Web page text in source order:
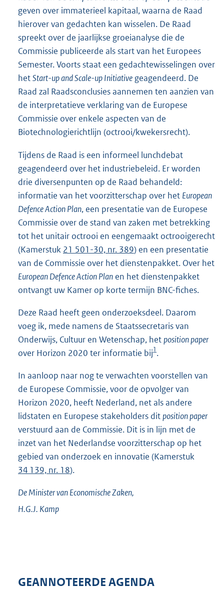
geven over immaterieel kapitaal, waarna de Raad
hierover van gedachten kan wisselen. De Raad
spreekt over de jaarlijkse groeianalyse die de
Commissie publiceerde als start van het Europees
Semester. Voorts staat een gedachtewisselingen over
hetStart-up and Scale-up Initiative geagendeerd. De
Raad zal Raadsconclusies aannemen ten aanzien van
de interpretatieve verklaring van de Europese
Commissie over enkele aspecten van de
Biotechnologierichtlijn (octrooi/kwekersrecht).
Tijdens de Raad is een informeel lunchdebat
geagendeerd over het industriebeleid. Er worden
drie diversenpunten op de Raad behandeld:
informatie van het voorzitterschap over het European
Defence Action Plan, een presentatie van de Europese
Commissie over de stand van zaken met betrekking
tot het unitair octrooi en eengemaakt octrooigerecht
(Kamerstuk 21 501-30, nr. 389) en een presentatie
van de Commissie over het dienstenpakket. Over het
European Defence Action Plan en het dienstenpakket
ontvangt uw Kamer op korte termijn BNC-fiches.
Deze Raad heeft geen onderzoeksdeel. Daarom
voeg ik, mede namens de Staatssecretaris van
Onderwijs, Cultuur en Wetenschap, het position paper
over Horizon 2020 ter informatie bij1.
In aanloop naar nog te verwachten voorstellen van
de Europese Commissie, voor de opvolger van
Horizon 2020, heeft Nederland, net als andere
lidstaten en Europese stakeholders dit position paper
verstuurd aan de Commissie. Dit is in lijn met de
inzet van het Nederlandse voorzitterschap op het
gebied van onderzoek en innovatie (Kamerstuk
34 139, nr. 18).
De Minister van Economische Zaken,
H.G.J. Kamp
GEANNOTEERDE AGENDA